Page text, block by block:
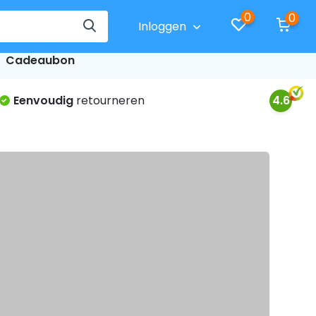
Inloggen
0 0
Cadeaubon
Eenvoudigretourneren
4.6